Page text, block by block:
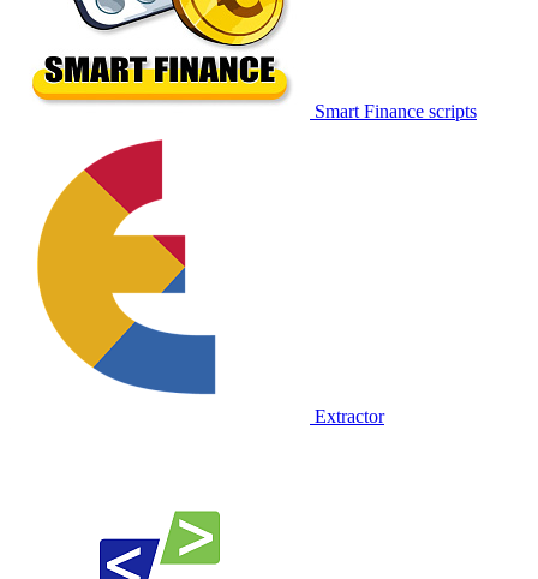
Smart Finance scripts
Extractor